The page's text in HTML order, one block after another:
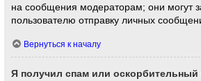
на сообщения модераторам; они могут
пользователю отправку личных
Вернуться к началу
Я получил спам или оскорбительный